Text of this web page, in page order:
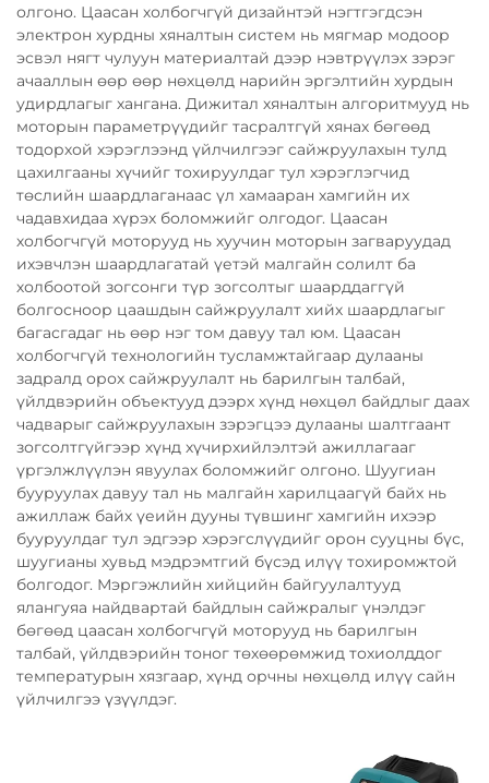
олгоно. Цаасан холбогчгүй дизайнтэй нэгтгэгдсэн
электрон хурдны хяналтын систем нь мягмар модоор
эсвэл нягт чулуун материалтай дээр нэвтрүүлэх зэрэг
ачааллын өөр өөр нөхцөлд нарийн эргэлтийн хурдын
удирдлагыг хангана. Дижитал хяналтын алгоритмууд нь
моторын параметрүүдийг тасралтгүй хянах бөгөөд
тодорхой хэрэглээнд үйлчилгээг сайжруулахын тулд
цахилгааны хүчийг тохируулдаг тул хэрэглэгчид
төслийн шаардлаганаас үл хамааран хамгийн их
чадавхидаа хүрэх боломжийг олгодог. Цаасан
холбогчгүй моторууд нь хуучин моторын загваруудад
ихэвчлэн шаардлагатай үетэй малгайн солилт ба
холбоотой зогсонги түр зогсолтыг шаарддаггүй
болгосноор цаашдын сайжруулалт хийх шаардлагыг
багасгадаг нь өөр нэг том давуу тал юм. Цаасан
холбогчгүй технологийн тусламжтайгаар дулааны
задралд орох сайжруулалт нь барилгын талбай,
үйлдвэрийн объектууд дээрх хүнд нөхцөл байдлыг даах
чадварыг сайжруулахын зэрэгцээ дулааны шалтгаант
зогсолтгүйгээр хүнд хүчирхийлэлтэй ажиллагааг
үргэлжлүүлэн явуулах боломжийг олгоно. Шуугиан
бууруулах давуу тал нь малгайн харилцаагүй байх нь
ажиллаж байх үеийн дууны түвшинг хамгийн ихээр
бууруулдаг тул эдгээр хэрэгслүүдийг орон сууцны бүс,
шуугианы хувьд мэдрэмтгий бүсэд илүү тохиромжтой
болгодог. Мэргэжлийн хийцийн байгуулалтууд
ялангуяа найдвартай байдлын сайжралыг үнэлдэг
бөгөөд цаасан холбогчгүй моторууд нь барилгын
талбай, үйлдвэрийн тоног төхөөрөмжид тохиолддог
температурын хязгаар, хүнд орчны нөхцөлд илүү сайн
үйлчилгээ үзүүлдэг.